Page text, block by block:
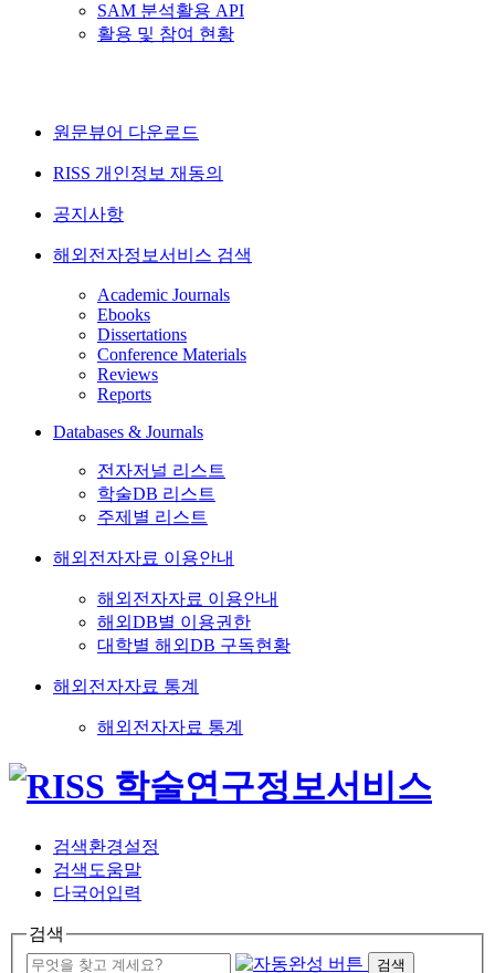
SAM 분석활용 API
활용 및 참여 현황
원문뷰어 다운로드
RISS 개인정보 재동의
공지사항
해외전자정보서비스 검색
Academic Journals
Ebooks
Dissertations
Conference Materials
Reviews
Reports
Databases & Journals
전자저널 리스트
학술DB 리스트
주제별 리스트
해외전자자료 이용안내
해외전자자료 이용안내
해외DB별 이용권한
대학별 해외DB 구독현황
해외전자자료 통계
해외전자자료 통계
검색환경설정
검색도움말
다국어입력
검색
검색